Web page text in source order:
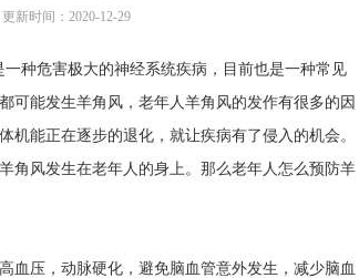
更新时间：2020-12-29
种危害极大的神经系统疾病，目前也是一种常见
可能发生羊角风，老年人羊角风的发作有很多的因
能正在逐步的退化，就让疾病有了侵入的机会。
角风发生在老年人的身上。那么老年人怎么预防羊
血压，动脉硬化，避免脑血管意外发生，减少脑血